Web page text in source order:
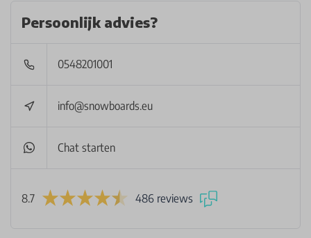
Persoonlijk advies?
0548201001
info@snowboards.eu
Chat starten
8.7 486 reviews